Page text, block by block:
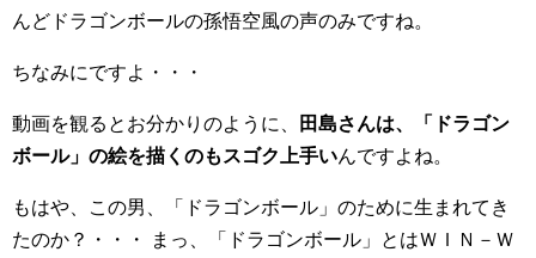
んどドラゴンボールの孫悟空風の声のみですね。
ちなみにですよ・・・
動画を観るとお分かりのように、
田島さんは、「ドラゴン
ボール」の絵を描くのもスゴク上手いんですよね。
もはや、この男、「ドラゴンボール」のために生まれてき
たのか？・・・ まっ、「ドラゴンボール」とはＷＩＮ－Ｗ